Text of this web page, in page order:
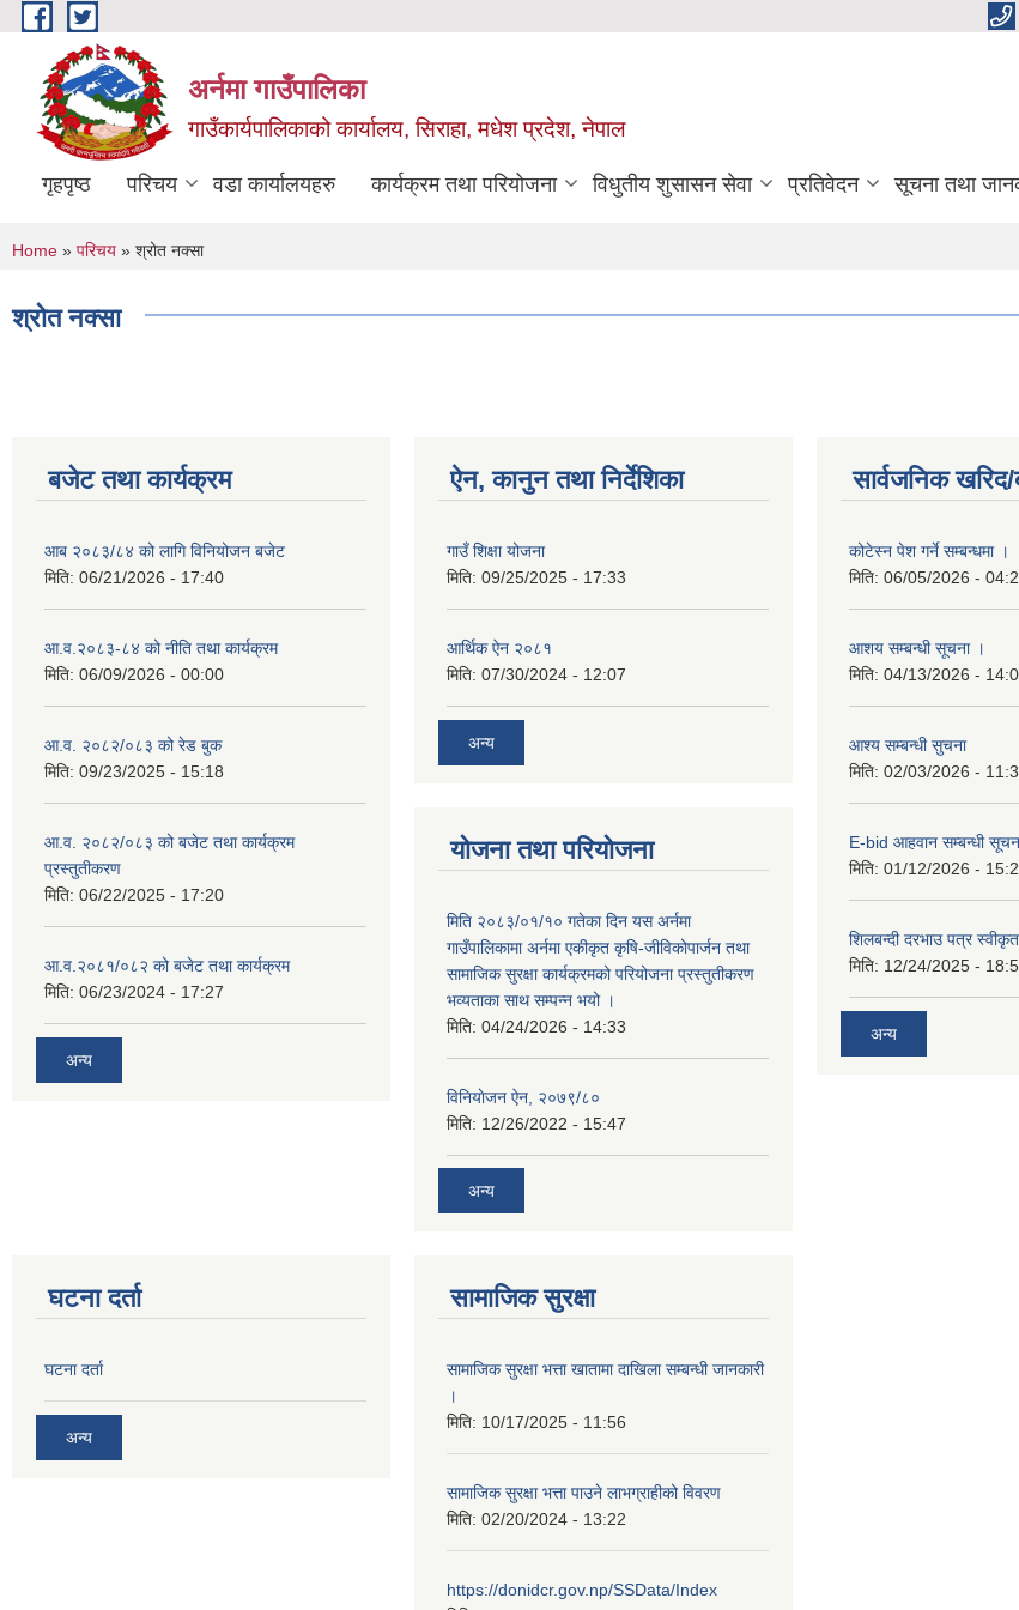
Skip to main content
अर्नमा गाउँपालिका
गाउँकार्यपालिकाको कार्यालय, सिराहा, मधेश प्रदेश, नेपाल
गृहपृष्ठ परिचय वडा कार्यालयहरु कार्यक्रम तथा परियोजना विधुतीय शुसासन सेवा प्रतिवेदन सूचना तथा
You are here
Home » परिचय » श्रोत नक्सा
श्रोत नक्सा
बजेट तथा कार्यक्रम
आब २०८३/८४ को लागि विनियोजन बजेट
मिति: 06/21/2026 - 17:40
आ.व.२०८३-८४ को नीति तथा कार्यक्रम
मिति: 06/09/2026 - 00:00
आ.व. २०८२/०८३ को रेड बुक
मिति: 09/23/2025 - 15:18
आ.व. २०८२/०८३ को बजेट तथा कार्यक्रम
प्रस्तुतीकरण
मिति: 06/22/2025 - 17:20
आ.व.२०८१/०८२ को बजेट तथा कार्यक्रम
मिति: 06/23/2024 - 17:27
अन्य
ऐन, कानुन तथा निर्देशिका
गाउँ शिक्षा योजना
मिति: 09/25/2025 - 17:33
आर्थिक ऐन २०८१
मिति: 07/30/2024 - 12:07
अन्य
योजना तथा परियोजना
मिति २०८३/०१/१० गतेका दिन यस अर्नमा
गाउँपालिकामा अर्नमा एकीकृत कृषि-जीविकोपार्जन तथा
सामाजिक सुरक्षा कार्यक्रमको परियोजना प्रस्तुतीकरण
भव्यताका साथ सम्पन्न भयो ।
मिति: 04/24/2026 - 14:33
विनियाेजन ऐन, २०७९/८०
मिति: 12/26/2022 - 15:47
अन्य
सार्वजनिक
कोटेस्न पेश गर्ने सम्बन्धमा ।
मिति: 06/05/2026 -
आशय सम्बन्धी सूचना ।
मिति: 04/13/2026 -
आश्य सम्बन्धी सुचना
मिति: 02/03/2026 -
E-bid आहवान सम्बन्धी
मिति: 01/12/2026 -
शिलबन्दी दरभाउ पत्र
मिति: 12/24/2025 -
अन्य
घटना दर्ता
घटना दर्ता
अन्य
सामाजिक सुरक्षा
सामाजिक सुरक्षा भत्ता खातामा दाखिला सम्बन्धी जानकारी
।
मिति: 10/17/2025 - 11:56
सामाजिक सुरक्षा भत्ता पाउने लाभग्राहीको विवरण
मिति: 02/20/2024 - 13:22
https://donidcr.gov.np/SSData/Index